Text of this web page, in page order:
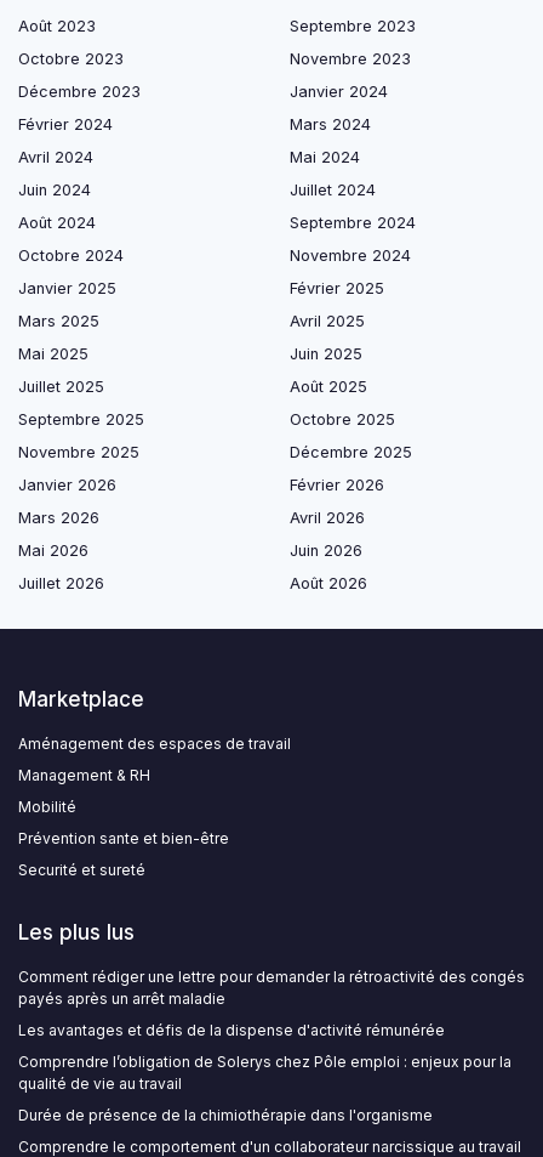
Août 2023
Septembre 2023
Octobre 2023
Novembre 2023
Décembre 2023
Janvier 2024
Février 2024
Mars 2024
Avril 2024
Mai 2024
Juin 2024
Juillet 2024
Août 2024
Septembre 2024
Octobre 2024
Novembre 2024
Janvier 2025
Février 2025
Mars 2025
Avril 2025
Mai 2025
Juin 2025
Juillet 2025
Août 2025
Septembre 2025
Octobre 2025
Novembre 2025
Décembre 2025
Janvier 2026
Février 2026
Mars 2026
Avril 2026
Mai 2026
Juin 2026
Juillet 2026
Août 2026
Marketplace
Aménagement des espaces de travail
Management & RH
Mobilité
Prévention sante et bien-être
Securité et sureté
Les plus lus
Comment rédiger une lettre pour demander la rétroactivité des congés
payés après un arrêt maladie
Les avantages et défis de la dispense d'activité rémunérée
Comprendre l’obligation de Solerys chez Pôle emploi : enjeux pour la
qualité de vie au travail
Durée de présence de la chimiothérapie dans l'organisme
Comprendre le comportement d'un collaborateur narcissique au travail